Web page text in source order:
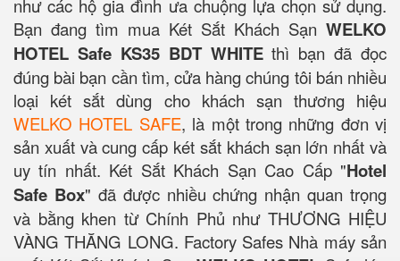
như các hộ gia đình ưa chuộng lựa chọn sử dụng.
Bạn đang tìm mua Két Sắt Khách Sạn WELKO
HOTEL Safe KS35 BDT WHITEthì bạn đã đọc
đúng bài bạn cần tìm, cửa hàng chúng tôi bán nhiều
loại két sắt dùng cho khách sạn thương hiệu
WELKO HOTEL SAFE, là một trong những đơn vị
sản xuất và cung cấp két sắt khách sạn lớn nhất và
uy tín nhất. Két Sắt Khách Sạn Cao Cấp "Hotel
Safe Box" đã được nhiều chứng nhận quan trọng
và bằng khen từ Chính Phủ như THƯƠNG HIỆU
VÀNG THĂNG LONG. Factory Safes Nhà máy sản